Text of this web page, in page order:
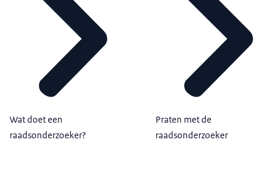
Wat doet een
raadsonderzoeker?
Praten met de
raadsonderzoeker